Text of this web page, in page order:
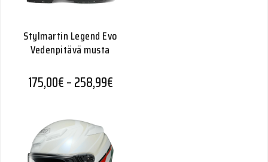
Stylmartin Legend Evo
Vedenpitävä musta
175,00€–258,99€Hintaluokka: 175,00€ - 258,99€